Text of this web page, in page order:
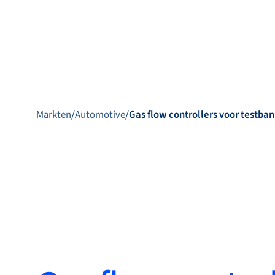
Markten/Automotive/Gas flow controllers voor